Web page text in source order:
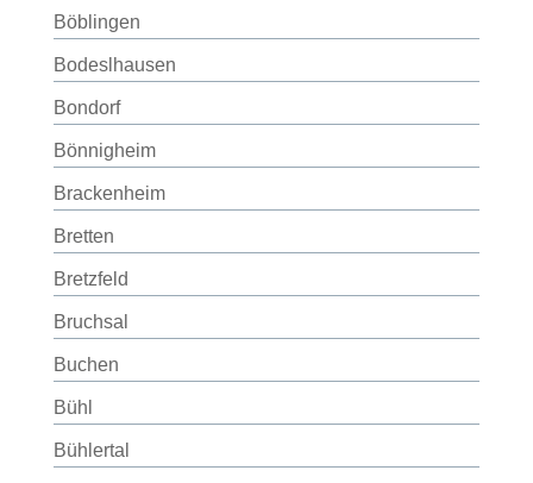
Böblingen
Bodeslhausen
Bondorf
Bönnigheim
Brackenheim
Bretten
Bretzfeld
Bruchsal
Buchen
Bühl
Bühlertal